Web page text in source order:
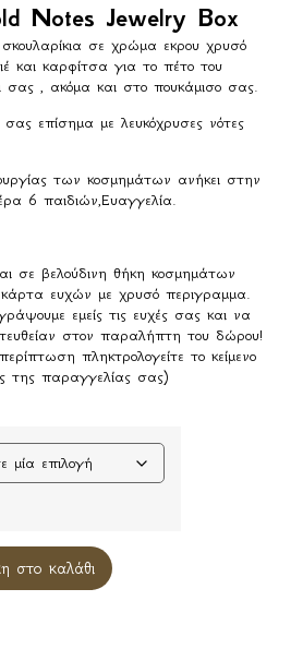
Notes Jewelry Box
σε χρώμα εκρου χρυσό
και καρφίτσα για το πέτο του
, ακόμα και στο πουκάμισο σας.
επίσημα με λευκόχρυσες νότες
των κοσμημάτων ανήκει στην
6 παιδιών,Ευαγγελία.
σε βελούδινη θήκη κοσμημάτων
κάρτα ευχών με χρυσό περιγραμμα.
εμείς τις ευχές σας και να
στον παραλήπτη του δώρου!
πληκτρολογείτε το κείμενο
της παραγγελίας σας)
στο καλάθι